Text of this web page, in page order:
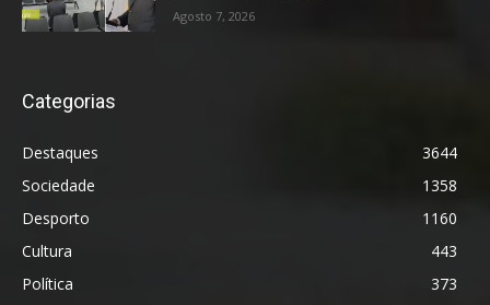
Agosto 7, 2026
Categorias
Destaques
3644
Sociedade
1358
Desporto
1160
Cultura
443
Política
373